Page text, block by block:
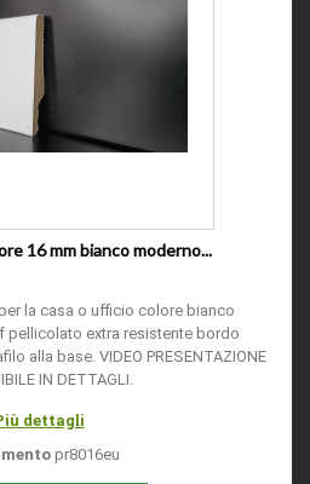
16 mm bianco moderno...
la casa o ufficio colore bianco
pellicolato extra resistente bordo
alla base. VIDEO PRESENTAZIONE
IN DETTAGLI.
dettagli
pr8016eu